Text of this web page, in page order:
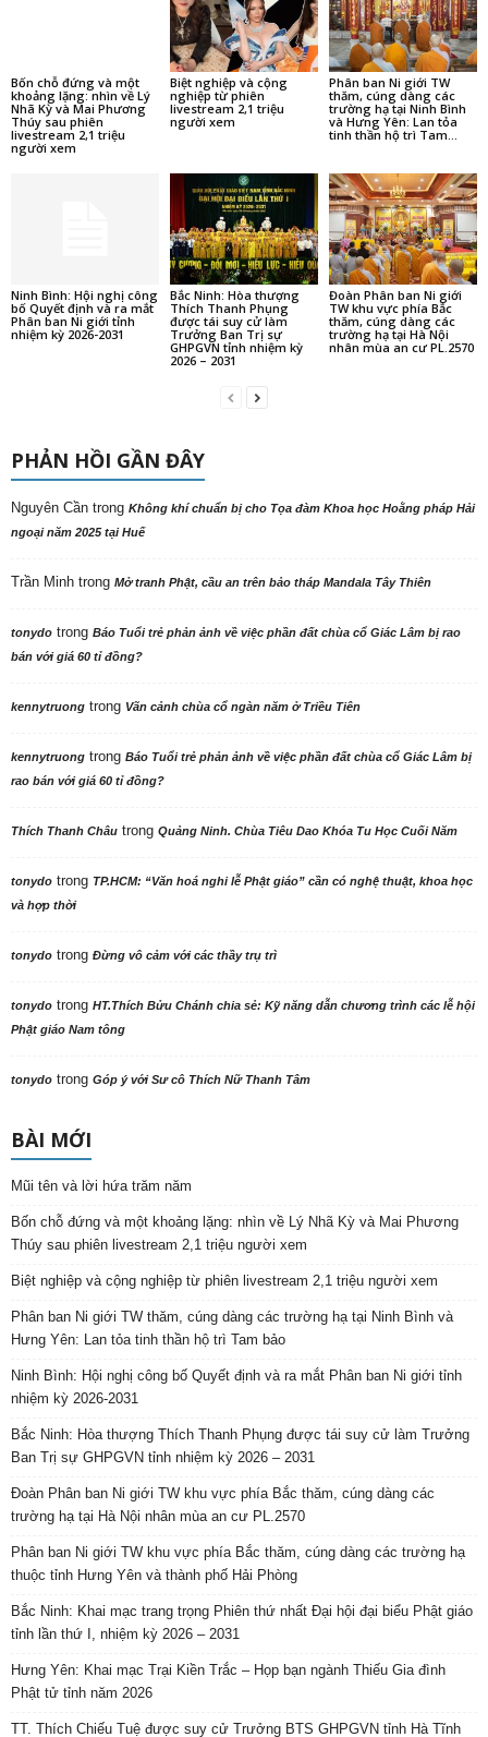
Bốn chỗ đứng và một
khoảng lặng: nhìn về Lý
Nhã Kỳ và Mai Phương
Thúy sau phiên
livestream 2,1 triệu
người xem
Biệt nghiệp và cộng
nghiệp từ phiên
livestream 2,1 triệu
người xem
Phân ban Ni giới TW
thăm, cúng dàng các
trường hạ tại Ninh Bình
và Hưng Yên: Lan tỏa
tinh thần hộ trì Tam...
Ninh Bình: Hội nghị công
bố Quyết định và ra mắt
Phân ban Ni giới tỉnh
nhiệm kỳ 2026-2031
Bắc Ninh: Hòa thượng
Thích Thanh Phụng
được tái suy cử làm
Trưởng Ban Trị sự
GHPGVN tỉnh nhiệm kỳ
2026 – 2031
Đoàn Phân ban Ni giới
TW khu vực phía Bắc
thăm, cúng dàng các
trường hạ tại Hà Nội
nhân mùa an cư PL.2570
PHẢN HỒI GẦN ĐÂY
Nguyên Cần trong Không khí chuẩn bị cho Tọa đàm Khoa học Hoằng pháp Hải
ngoại năm 2025 tại Huế
Trần Minh trong Mở tranh Phật, cầu an trên bảo tháp Mandala Tây Thiên
tonydo trong Báo Tuổi trẻ phản ảnh về việc phần đất chùa cổ Giác Lâm bị rao
bán với giá 60 tỉ đồng?
kennytruong trong Vãn cảnh chùa cổ ngàn năm ở Triều Tiên
kennytruong trong Báo Tuổi trẻ phản ảnh về việc phần đất chùa cổ Giác Lâm bị
rao bán với giá 60 tỉ đồng?
Thích Thanh Châu trong Quảng Ninh. Chùa Tiêu Dao Khóa Tu Học Cuối Năm
tonydo trong TP.HCM: “Văn hoá nghi lễ Phật giáo” cần có nghệ thuật, khoa học
và hợp thời
tonydo trong Đừng vô cảm với các thầy trụ trì
tonydo trong HT.Thích Bửu Chánh chia sẻ: Kỹ năng dẫn chương trình các lễ hội
Phật giáo Nam tông
tonydo trong Góp ý với Sư cô Thích Nữ Thanh Tâm
BÀI MỚI
Mũi tên và lời hứa trăm năm
Bốn chỗ đứng và một khoảng lặng: nhìn về Lý Nhã Kỳ và Mai Phương
Thúy sau phiên livestream 2,1 triệu người xem
Biệt nghiệp và cộng nghiệp từ phiên livestream 2,1 triệu người xem
Phân ban Ni giới TW thăm, cúng dàng các trường hạ tại Ninh Bình và
Hưng Yên: Lan tỏa tinh thần hộ trì Tam bảo
Ninh Bình: Hội nghị công bố Quyết định và ra mắt Phân ban Ni giới tỉnh
nhiệm kỳ 2026-2031
Bắc Ninh: Hòa thượng Thích Thanh Phụng được tái suy cử làm Trưởng
Ban Trị sự GHPGVN tỉnh nhiệm kỳ 2026 – 2031
Đoàn Phân ban Ni giới TW khu vực phía Bắc thăm, cúng dàng các
trường hạ tại Hà Nội nhân mùa an cư PL.2570
Phân ban Ni giới TW khu vực phía Bắc thăm, cúng dàng các trường hạ
thuộc tỉnh Hưng Yên và thành phố Hải Phòng
Bắc Ninh: Khai mạc trang trọng Phiên thứ nhất Đại hội đại biểu Phật giáo
tỉnh lần thứ I, nhiệm kỳ 2026 – 2031
Hưng Yên: Khai mạc Trại Kiền Trắc – Họp bạn ngành Thiếu Gia đình
Phật tử tỉnh năm 2026
TT. Thích Chiếu Tuệ được suy cử Trưởng BTS GHPGVN tỉnh Hà Tĩnh